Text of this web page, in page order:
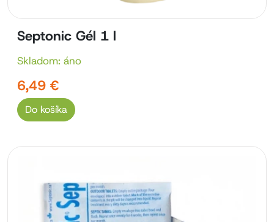
Septonic Gél 1 l
Skladom: áno
6,49 €
Do košíka